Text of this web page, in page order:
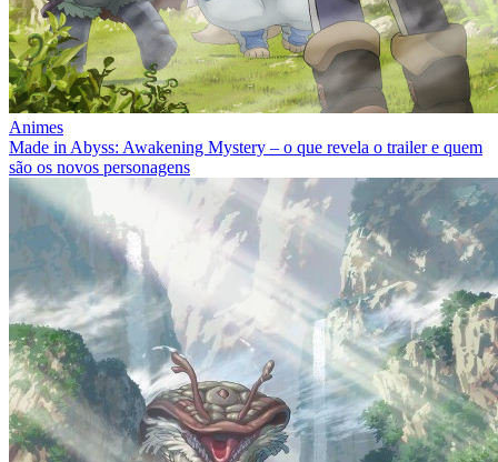
Animes
Made in Abyss: Awakening Mystery – o que revela o trailer e quem
são os novos personagens